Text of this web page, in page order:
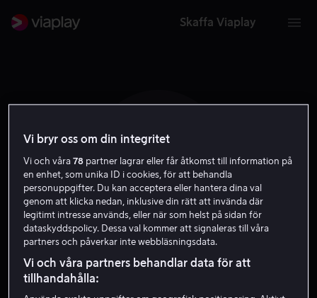
Skaffa Viaplay
A S
Amanda Sharp
Vi bryr oss om din integritet
Vi och våra78 partner lagrar eller får åtkomst till information på
en enhet, som unika ID i cookies, för att behandla
personuppgifter. Du kan acceptera eller hantera dina val
genom att klicka nedan, inklusive din rätt att invända där
legitimt intresse används, eller när som helst på sidan för
dataskyddspolicy. Dessa val kommer att signaleras till våra
partners och påverkar inte webbläsningsdata.
Vi och våra partners behandlar data för att
tillhandahålla: